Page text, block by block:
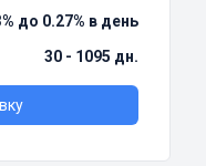
до 0.27% в день
30 - 1095 дн.